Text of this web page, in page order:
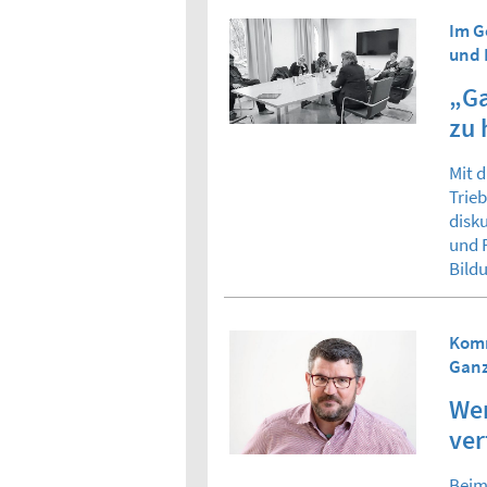
Im
und
zu
Mit
und